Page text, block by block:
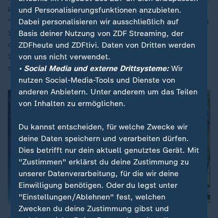
körperlich nicht mehr können", sagte Linnemann.
"Vielleicht müssen wir sogar an der einen oder anderen
Stelle noch mehr machen. Aber es ist doch
offenkundig, dass es auch Menschen gibt, die das
Sozialsystem ausnutzen. Und damit muss Schluss
sein."
und Personalisierungsfunktionen anzubieten.
Dabei personalisieren wir ausschließlich auf
Basis deiner Nutzung von ZDF Streaming, der
ZDFheute und ZDFtivi. Daten von Dritten werden
von uns nicht verwendet.
• Social Media und externe Drittsysteme:Wir
nutzen Social-Media-Tools und Dienste von
anderen Anbietern. Unter anderem um das Teilen
von Inhalten zu ermöglichen.
Du kannst entscheiden, für welche Zwecke wir
deine Daten speichern und verarbeiten dürfen.
Dies betrifft nur dein aktuell genutztes Gerät. Mit
"Zustimmen" erklärst du deine Zustimmung zu
unserer Datenverarbeitung, für die wir deine
Einwilligung benötigen. Oder du legst unter
"Einstellungen/Ablehnen" fest, welchen
Zwecken du deine Zustimmung gibst und